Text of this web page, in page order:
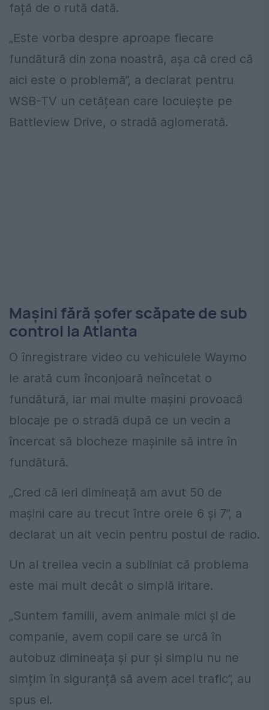
față de o rută dată.
„Este vorba despre aproape fiecare
fundătură din zona noastră, așa că cred că
aici este o problemă”, a declarat pentru
WSB-TV un cetățean care locuiește pe
Battleview Drive, o stradă aglomerată.
Mașini fără șofer scăpate de sub
control la Atlanta
O înregistrare video cu vehiculele Waymo
le arată cum înconjoară neîncetat o
fundătură, iar mai multe mașini provoacă
blocaje pe o stradă după ce un vecin a
încercat să blocheze mașinile să intre în
fundătură.
„Cred că ieri dimineață am avut 50 de
mașini care au trecut între orele 6 și 7”, a
declarat un alt vecin pentru postul de radio.
Un al treilea vecin a subliniat că problema
este mai mult decât o simplă iritare.
„Suntem familii, avem animale mici și de
companie, avem copii care se urcă în
autobuz dimineața și pur și simplu nu ne
simțim în siguranță să avem acel trafic”, au
spus ei.